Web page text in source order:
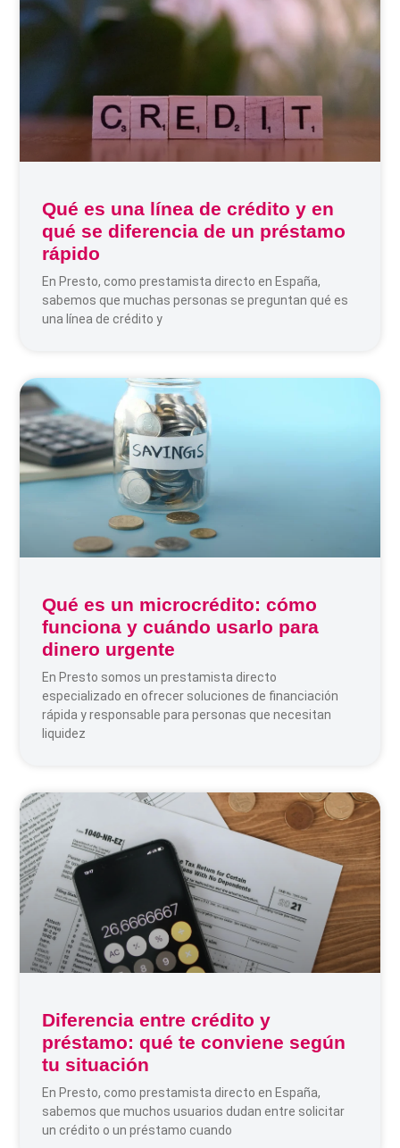
Qué es una línea de crédito y en
qué se diferencia de un préstamo
rápido
En Presto, como prestamista directo en España,
sabemos que muchas personas se preguntan qué es
una línea de crédito y
Qué es un microcrédito: cómo
funciona y cuándo usarlo para
dinero urgente
En Presto somos un prestamista directo
especializado en ofrecer soluciones de financiación
rápida y responsable para personas que necesitan
liquidez
Diferencia entre crédito y
préstamo: qué te conviene según
tu situación
En Presto, como prestamista directo en España,
sabemos que muchos usuarios dudan entre solicitar
un crédito o un préstamo cuando